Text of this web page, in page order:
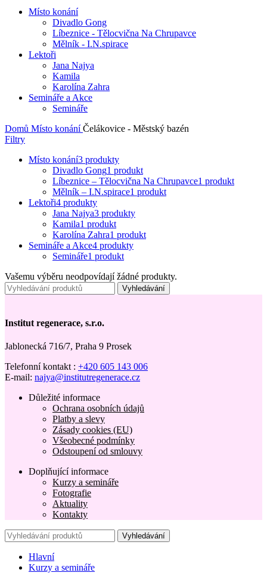
Místo konání
Divadlo Gong
Líbeznice - Tělocvična Na Chrupavce
Mělník - I.N.spirace
Lektoři
Jana Najya
Kamila
Karolína Zahra
Semináře a Akce
Semináře
Domů Místo konáníČelákovice - Městský bazén
Filtry
Místo konání3 produkty
Divadlo Gong1 produkt
Líbeznice – Tělocvična Na Chrupavce1 produkt
Mělník – I.N.spirace1 produkt
Lektoři4 produkty
Jana Najya3 produkty
Kamila1 produkt
Karolína Zahra1 produkt
Semináře a Akce4 produkty
Semináře1 produkt
Vašemu výběru neodpovídají žádné produkty.
Vyhledávání
Institut regenerace, s.r.o.
Jablonecká 716/7, Praha 9 Prosek
Telefonní kontakt : +420 605 143 006
E-mail: najya@institutregenerace.cz
Důležité informace
Ochrana osobních údajů
Platby a slevy
Zásady cookies (EU)
Všeobecné podmínky
Odstoupení od smlouvy
Doplňující informace
Kurzy a semináře
Fotografie
Aktuality
Kontakty
Vyhledávání
Hlavní
Kurzy a semináře